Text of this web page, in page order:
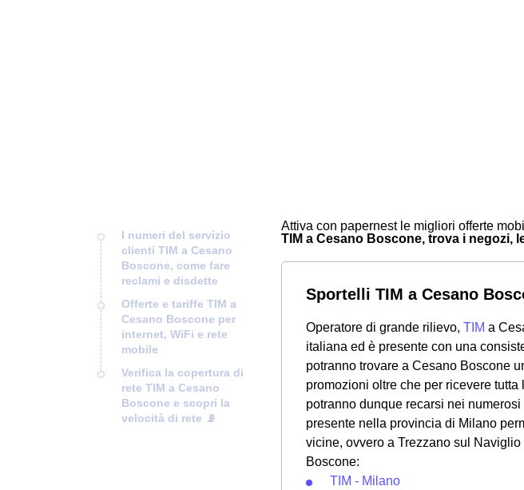
I numeri del servizio
clienti TIM a Cesano
Boscone, come fare
reclami e disdette
Offerte e tariffe TIM a
Cesano Boscone per
internet, WiFi e rete
mobile
Verifica la copertura di
rete TIM a Cesano
Boscone e scopri la
velocità di rete 📡
Attiva con papernest le migliori offerte
TIM a Cesano Boscone, trova i negozi,
Sportelli TIM a Cesano
Operatore di grande rilievo, TIM a
italiana ed è presente con una
potranno trovare a Cesano Boscone
promozioni oltre che per ricevere
potranno dunque recarsi nei
presente nella provincia di Milano
vicine, ovvero a Trezzano sul
Boscone:
TIM - Milano